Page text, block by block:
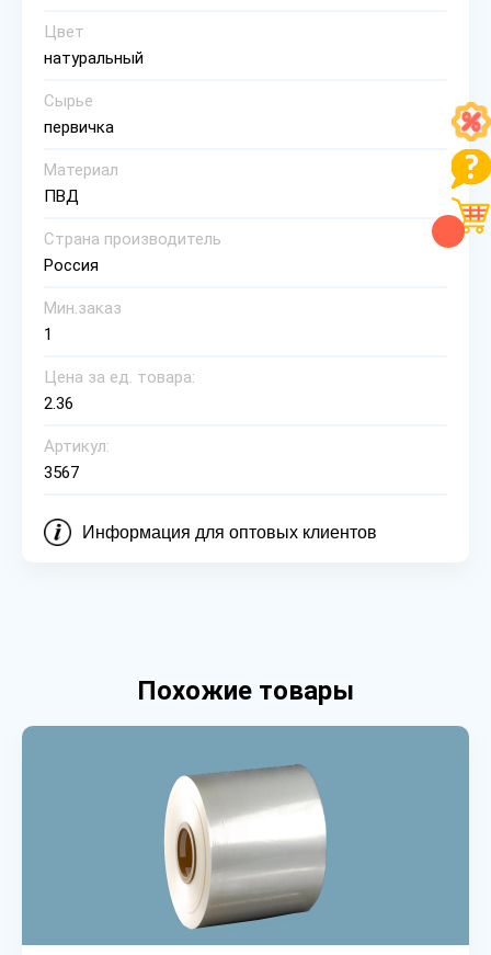
Цвет
натуральный
Сырье
первичка
Материал
ПВД
Страна производитель
Россия
Мин.заказ
1
Цена за ед. товара:
2.36
Артикул:
3567
Информация для оптовых клиентов
Похожие товары